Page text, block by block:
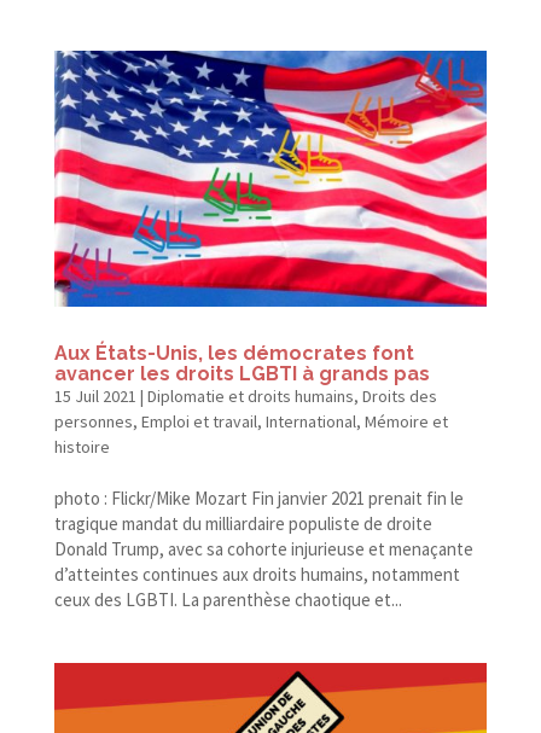
Aux États-​Unis, les démocrates font
avancer les droits LGBTI à grands pas
15 Juil 2021 | Diplomatie et droits humains, Droits des
personnes, Emploi et travail, International, Mémoire et
histoire
photo : Flickr/​Mike Mozart Fin janvier 2021 prenait fin le
tragique mandat du milliardaire populiste de droite
Donald Trump, avec sa cohorte injurieuse et menaçante
d’atteintes continues aux droits humains, notamment
ceux des LGBTI. La parenthèse chaotique et...